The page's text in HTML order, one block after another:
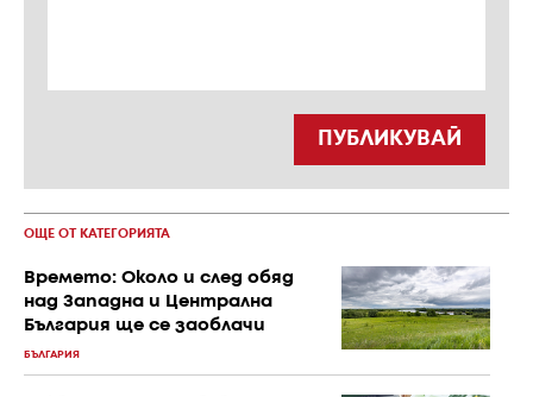
ПУБЛИКУВАЙ
ОЩЕ ОТ КАТЕГОРИЯТА
Времето: Около и след обяд
над Западна и Централна
България ще се заоблачи
БЪЛГАРИЯ